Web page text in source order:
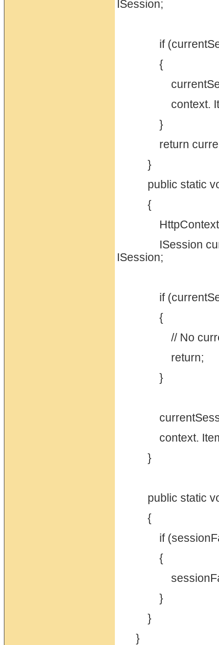
ISession;
if
{
context.
}
return
}
public static
{
HttpContext
ISession
ISession;
if
{
// No
return;
}
context. Items.
}
public static
{
if
{
}
}
}